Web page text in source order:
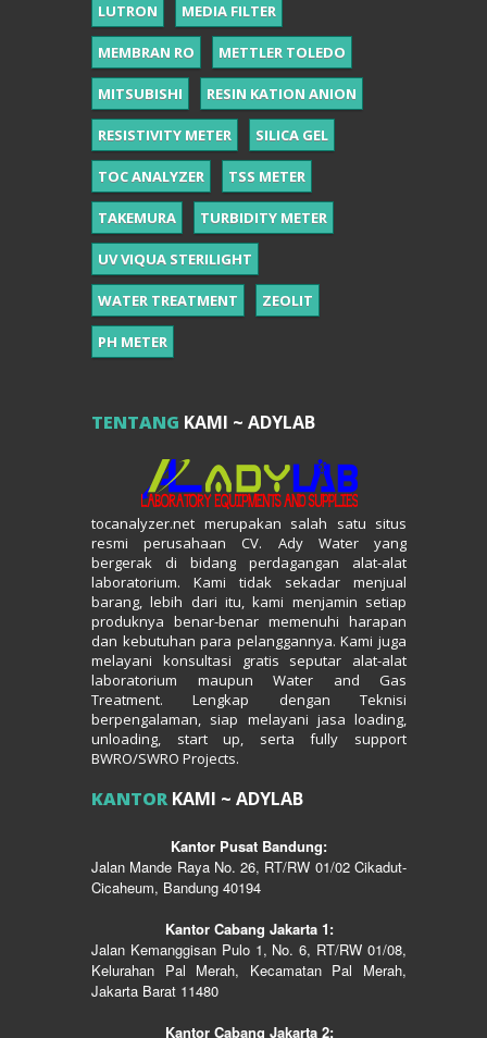
LUTRON MEDIA FILTER
MEMBRAN RO METTLER TOLEDO
MITSUBISHI RESIN KATION ANION
RESISTIVITY METER SILICA GEL
TOC ANALYZER TSS METER
TAKEMURA TURBIDITY METER
UV VIQUA STERILIGHT
WATER TREATMENT ZEOLIT
PH METER
TENTANG KAMI ~ ADYLAB
tocanalyzer.net merupakan salah satu situs
resmi perusahaan CV. Ady Water yang
bergerak di bidang perdagangan alat-alat
laboratorium. Kami tidak sekadar menjual
barang, lebih dari itu, kami menjamin setiap
produknya benar-benar memenuhi harapan
dan kebutuhan para pelanggannya. Kami juga
melayani konsultasi gratis seputar alat-alat
laboratorium maupun Water and Gas
Treatment. Lengkap dengan Teknisi
berpengalaman, siap melayani jasa loading,
unloading, start up, serta fully support
BWRO/SWRO Projects.
KANTORKAMI ~ ADYLAB
Kantor Pusat Bandung:
Jalan Mande Raya No. 26, RT/RW 01/02 Cikadut-
Cicaheum, Bandung 40194
Kantor Cabang Jakarta 1:
Jalan Kemanggisan Pulo 1, No. 6, RT/RW 01/08,
Kelurahan Pal Merah, Kecamatan Pal Merah,
Jakarta Barat 11480
Kantor Cabang Jakarta 2: